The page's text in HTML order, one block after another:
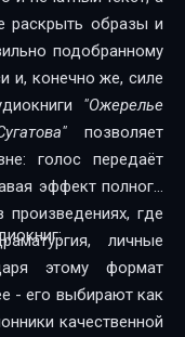
раскрыть образы и
подобранному
и, конечно же, силе
"Ожерелье
позволяет
голос передаёт
эффект полного
где
личные
этому формат
- его выбирают как
качественной